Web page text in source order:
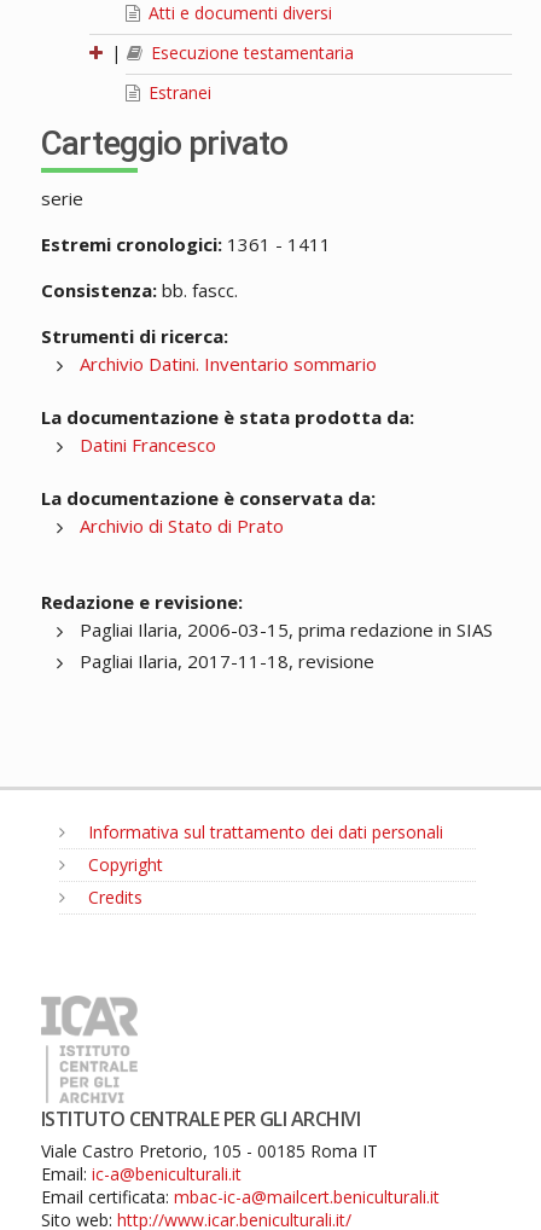
Atti e documenti diversi
|
Esecuzione testamentaria
Estranei
Carteggio privato
serie
Estremi cronologici:1361 - 1411
Consistenza:bb. fascc.
Strumenti di ricerca:
Archivio Datini. Inventario sommario
La documentazione è stata prodotta da:
Datini Francesco
La documentazione è conservata da:
Archivio di Stato di Prato
Redazione e revisione:
Pagliai Ilaria, 2006-03-15, prima redazione in SIAS
Pagliai Ilaria, 2017-11-18, revisione
Informativa sul trattamento dei dati personali
Copyright
Credits
ISTITUTO CENTRALE PER GLI ARCHIVI
Viale Castro Pretorio, 105 - 00185 Roma IT
Email: ic-a@beniculturali.it
Email certificata: mbac-ic-a@mailcert.beniculturali.it
Sito web: http://www.icar.beniculturali.it/